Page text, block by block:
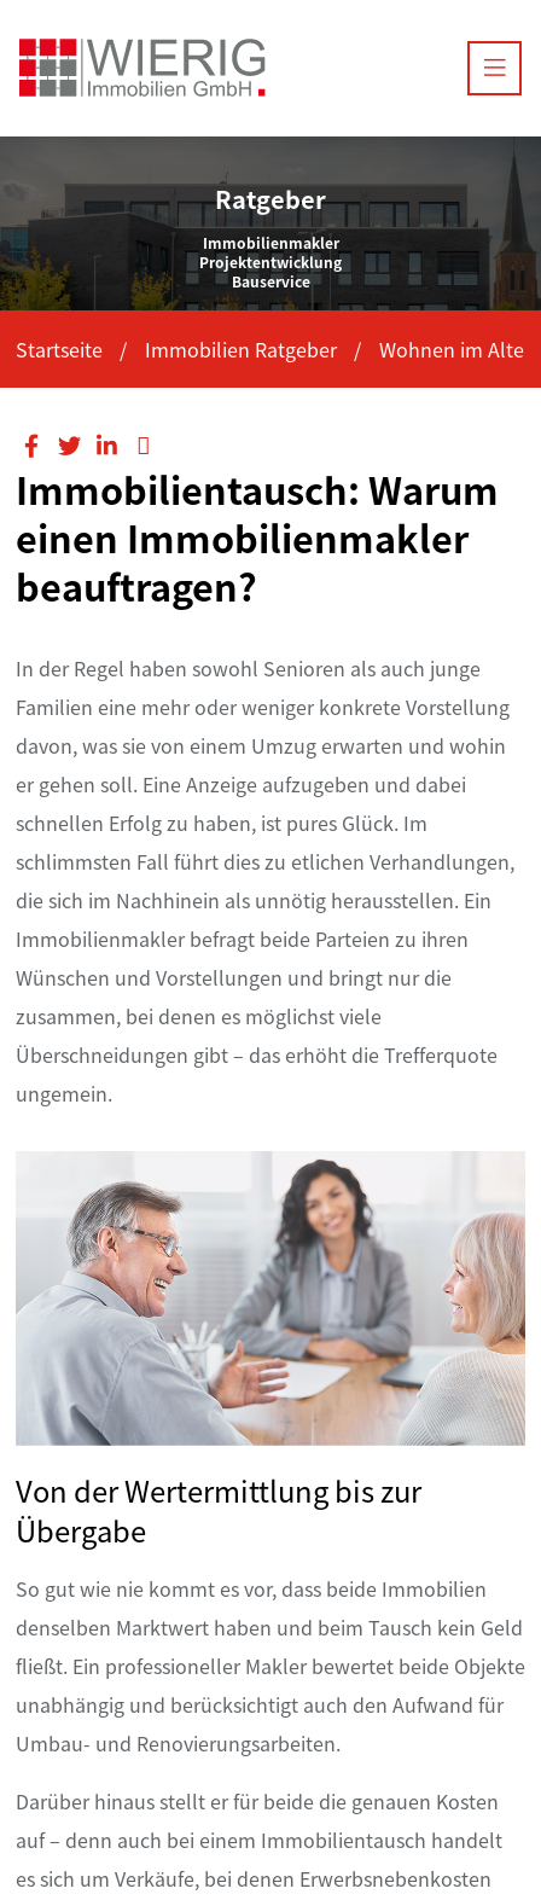
Ratgeber
Immobilienmakler
Projektentwicklung
Bauservice
Startseite Immobilien Ratgeber Wohnen im Alter
Immobilientausch: Warum
einen Immobilienmakler
beauftragen?
In der Regel haben sowohl Senioren als auch junge
Familien eine mehr oder weniger konkrete Vorstellung
davon, was sie von einem Umzug erwarten und wohin
er gehen soll. Eine Anzeige aufzugeben und dabei
schnellen Erfolg zu haben, ist pures Glück. Im
schlimmsten Fall führt dies zu etlichen Verhandlungen,
die sich im Nachhinein als unnötig herausstellen. Ein
Immobilienmakler befragt beide Parteien zu ihren
Wünschen und Vorstellungen und bringt nur die
zusammen, bei denen es möglichst viele
Überschneidungen gibt – das erhöht die Trefferquote
ungemein.
Von der Wertermittlung bis zur
Übergabe
So gut wie nie kommt es vor, dass beide Immobilien
denselben Marktwert haben und beim Tausch kein Geld
fließt. Ein professioneller Makler bewertet beide Objekte
unabhängig und berücksichtigt auch den Aufwand für
Umbau- und Renovierungsarbeiten.
Darüber hinaus stellt er für beide die genauen Kosten
auf – denn auch bei einem Immobilientausch handelt
es sich um Verkäufe, bei denen Erwerbsnebenkosten